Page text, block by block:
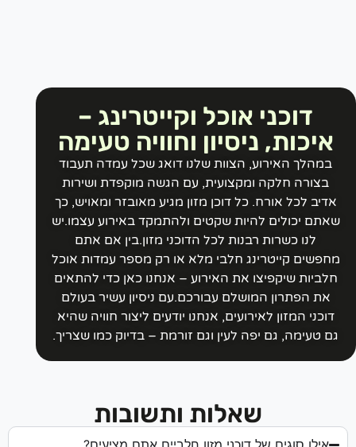
דוכני אוכל וקייטרינג –
איכות, ניסיון וחוויה טעימה
במהלך האירוע, הצוות שלנו דואג שכל עמדה תעבוד
בצורה חלקה ומקצועית, עם הגשה מוקפדת ושירות
אדיב לכל אורח. כל דוכן מזון מגיע מאובזר ומאויש, כך
יכולים להיות שקטים ולהתמקד באירוע עצמו.יש
לנו כשרות רבנות לכל הדוכני מזון.בין אם אתם
קייטרינג חלבי מלא או רק מספר עמדות אוכל
שיקפיצו את האירוע – אנחנו כאן כדי להתאים
את הפתרון המושלם עבורכם.עם ניסיון עשיר בעולם
דוכני המזון לאירועים, אנחנו יודעים ליצור חוויה שהיא
טעימה, גם יפה לעין וגם זורמת – בדיוק כמו שצריך.
שאלות ותשובות